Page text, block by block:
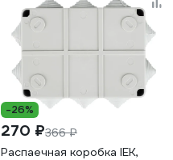
-26%
270 ₽366 ₽
Распаечная коробка IEK,